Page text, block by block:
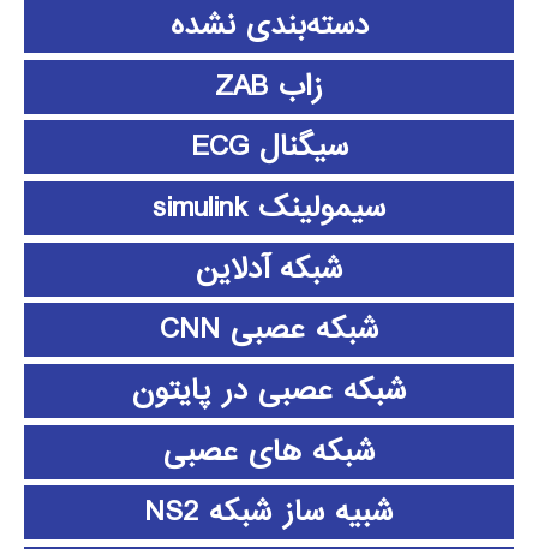
دسته‌بندی نشده
زاب ZAB
سیگنال ECG
سیمولینک simulink
شبکه آدلاین
شبکه عصبی CNN
شبکه عصبی در پایتون
شبکه های عصبی
شبیه ساز شبکه NS2